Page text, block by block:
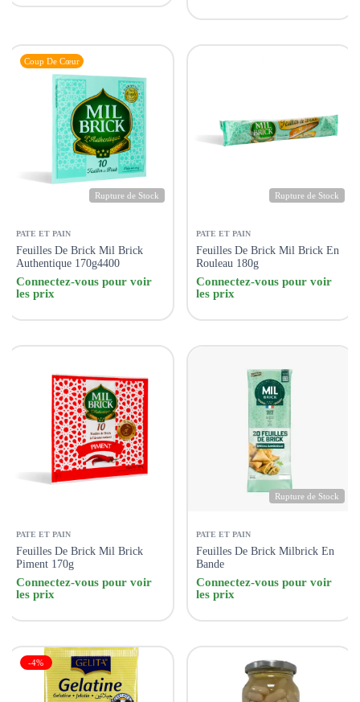
Coup De Cœur
Rupture de Stock
PATE ET PAIN
Feuilles De Brick Mil Brick
Authentique 170g4400
Connectez-vous pour voir
les prix
Rupture de Stock
PATE ET PAIN
Feuilles De Brick Mil Brick En
Rouleau 180g
Connectez-vous pour voir
les prix
PATE ET PAIN
Feuilles De Brick Mil Brick
Piment 170g
Connectez-vous pour voir
les prix
Rupture de Stock
PATE ET PAIN
Feuilles De Brick Milbrick En
Bande
Connectez-vous pour voir
les prix
-4%